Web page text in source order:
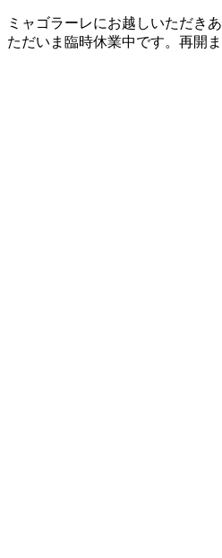
ミャゴラーレにお越しいただき
ただいま臨時休業中です。再開